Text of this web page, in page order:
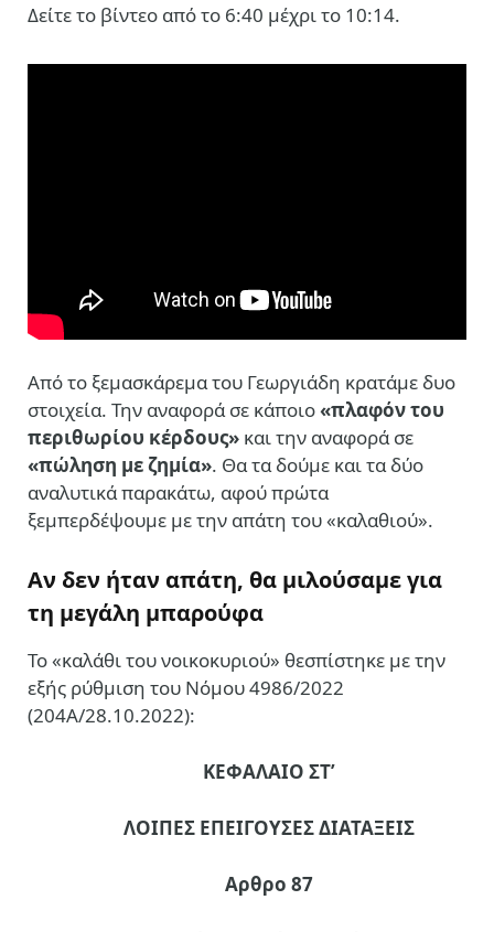
Δείτε το βίντεο από το 6:40 μέχρι το 10:14.
Από το ξεμασκάρεμα του Γεωργιάδη κρατάμε δυο
στοιχεία. Την αναφορά σε κάποιο«πλαφόν του
περιθωρίου κέρδους» και την αναφορά σε
«πώληση με ζημία». Θα τα δούμε και τα δύο
αναλυτικά παρακάτω, αφού πρώτα
ξεμπερδέψουμε με την απάτη του «καλαθιού».
Αν δεν ήταν απάτη, θα μιλούσαμε για
τη μεγάλη μπαρούφα
Το «καλάθι του νοικοκυριού» θεσπίστηκε με την
εξής ρύθμιση του Νόμου 4986/2022
(204Α/28.10.2022):
ΚΕΦΑΛΑΙΟ ΣΤ’
ΛΟΙΠΕΣ ΕΠΕΙΓΟΥΣΕΣ ΔΙΑΤΑΞΕΙΣ
Αρθρο 87